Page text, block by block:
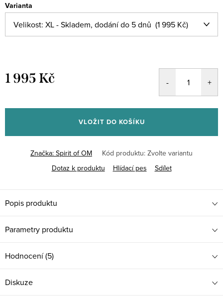
Varianta
1 995 Kč
VLOŽIT DO KOŠÍKU
Značka: Spirit of OM Kód produktu: Zvolte variantu
Dotaz k produktu
Hlídací pes Sdílet
Popis produktu
Parametry produktu
Hodnocení (5)
Diskuze